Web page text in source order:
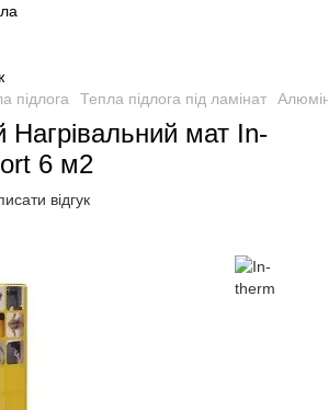
підлога Тепла підлога під ламінат
Нагрівальний мат In-
6 м2
відгук